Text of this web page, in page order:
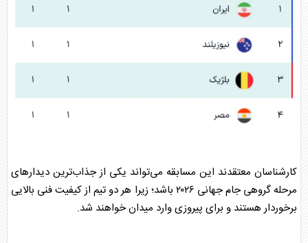
کارشناسان معتقدند این مسابقه می‌تواند یکی از جذاب‌ترین دیدارهای
مرحله گروهی جام جهانی ۲۰۲۶ باشد؛ زیرا هر دو تیم از کیفیت فنی بالایی
برخوردار هستند و برای پیروزی وارد میدان خواهند شد.